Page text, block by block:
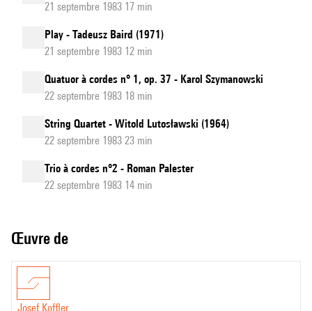
21 septembre 1983 17 min
Play - Tadeusz Baird (1971)
21 septembre 1983 12 min
Quatuor à cordes n° 1, op. 37 - Karol Szymanowski
22 septembre 1983 18 min
String Quartet - Witold Lutosławski (1964)
22 septembre 1983 23 min
Trio à cordes n°2 - Roman Palester
22 septembre 1983 14 min
Œuvre de
Josef Koffler